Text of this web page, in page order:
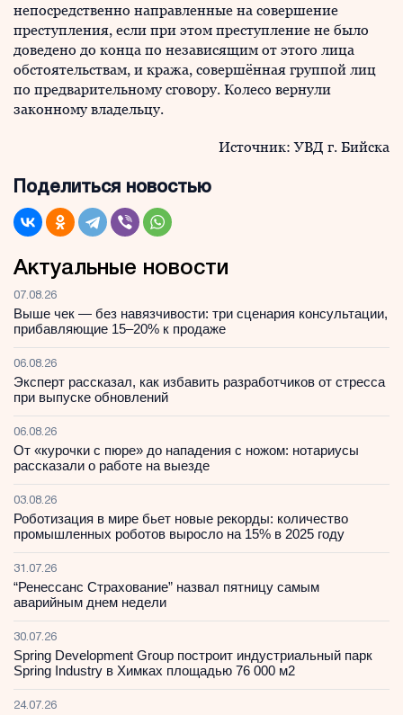
непосредственно направленные на совершение
преступления, если при этом преступление не было
доведено до конца по независящим от этого лица
обстоятельствам, и кража, совершённая группой лиц
по предварительному сговору. Колесо вернули
законному владельцу.
Источник: УВД г. Бийска
Поделиться новостью
Актуальные новости
07.08.26
Выше чек — без навязчивости: три сценария консультации,
прибавляющие 15–20% к продаже
06.08.26
Эксперт рассказал, как избавить разработчиков от стресса
при выпуске обновлений
06.08.26
От «курочки с пюре» до нападения с ножом: нотариусы
рассказали о работе на выезде
03.08.26
Роботизация в мире бьет новые рекорды: количество
промышленных роботов выросло на 15% в 2025 году
31.07.26
“Ренессанс Страхование” назвал пятницу самым
аварийным днем недели
30.07.26
Spring Development Group построит индустриальный парк
Spring Industry в Химках площадью 76 000 м2
24.07.26